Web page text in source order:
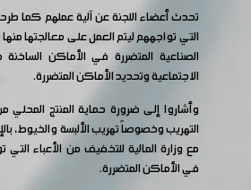
تحدث أعضاء اللجنة عن آلية عملهم كما
التي تواجههم ليتم العمل على معالجتها
الصناعية المتضررة في الأماكن
الاجتماعية وتحديد الأماكن المتضررة.
وأشاروا إلى ضرورة حماية المنتج
التهريب وخصوصاً تهريب الألبسة والخيوط،
مع وزارة المالية للتخفيف من الأعباء
في الأماكن المتضررة.